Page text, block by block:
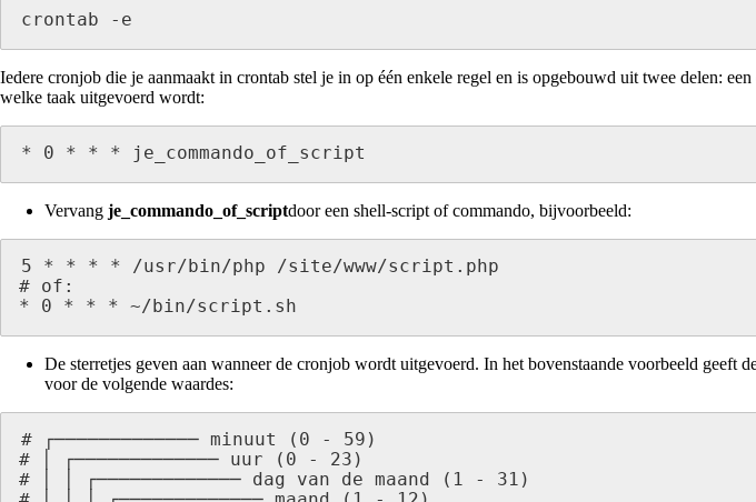
crontab -e
Iedere cronjob die je aanmaakt in crontab stel je in op één enkele regel en is opgebouwd uit twee delen:
welke taak uitgevoerd wordt:
* 0 * * * je_commando_of_script
Vervang je_commando_of_scriptdoor een shell-script of commando, bijvoorbeeld:
5 * * * * /usr/bin/php /site/www/script.php
# of:
* 0 * * * ~/bin/script.sh
De sterretjes geven aan wanneer de cronjob wordt uitgevoerd. In het bovenstaande voorbeeld geeft
voor de volgende waardes:
# ┌───────────── minuut (0 - 59)
# │ ┌───────────── uur (0 - 23)
# │ │ ┌───────────── dag van de maand (1 - 31)